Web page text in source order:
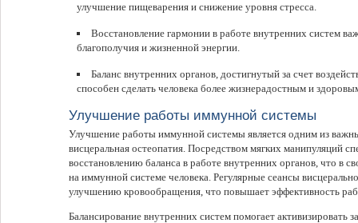
улучшение пищеварения и снижение уровня стресса.
Восстановление гармонии в работе внутренних систем
благополучия и жизненной энергии.
Баланс внутренних органов, достигнутый за счет
способен сделать человека более жизнерадостным и
Улучшение работы иммунной системы
Улучшение работы иммунной системы является одним из
висцеральная остеопатия. Посредством мягких манипуляций
восстановлению баланса в работе внутренних органов, что в
на иммунной системе человека. Регулярные сеансы
улучшению кровообращения, что повышает эффективность
Балансирование внутренних систем помогает